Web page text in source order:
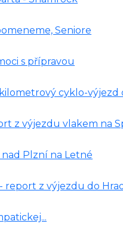
Seniore
s přípravou
cyklo-výjezd
z výjezdu vlakem na
Plzní na Letné
z výjezdu do